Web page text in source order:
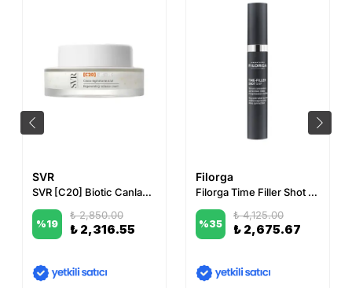
SVR
SVR [C20] Biotic Canlandırıcı Krem 50 ml
%19
₺ 2,850.00
₺ 2,316.55
Filorga
Filorga Time Filler Shot 5XP Serum 15 ml
%35
₺ 4,125.00
₺ 2,675.67